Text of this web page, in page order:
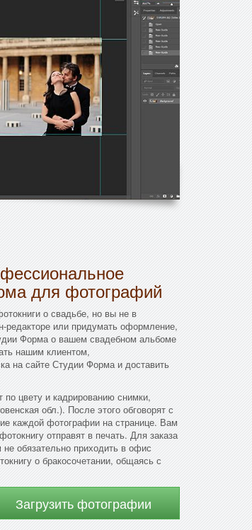
для фотографий
о свадьбе, но вы не в
редакторе или придумать оформление,
Форма о вашем свадебном альбоме
нашим клиентом,
на сайте Студии Форма и доставить
по цвету и кадрированию снимки,
обл.). После этого обговорят с
каждой фотографии на странице. Вам
отправят в печать. Для заказа
обязательно приходить в офис
о бракосочетании, общаясь с
Загрузить фотографии